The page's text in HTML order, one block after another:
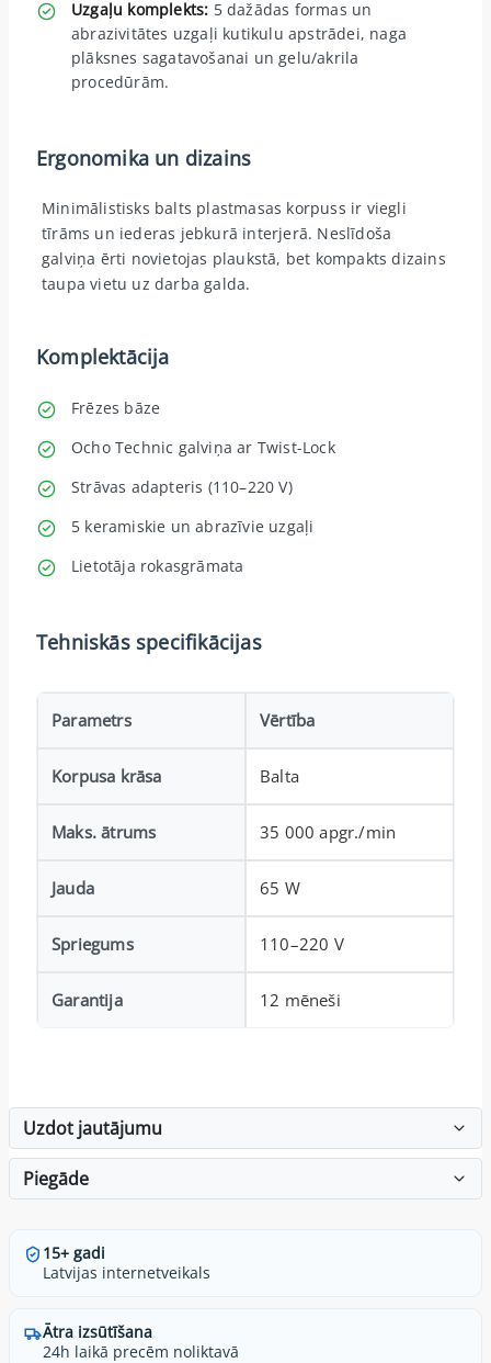
Uzgaļu komplekts: 5 dažādas formas un
abrazivitātes uzgaļi kutikulu apstrādei, naga
plāksnes sagatavošanai un gelu/akrila
procedūrām.
Ergonomika un dizains
Minimālistisks balts plastmasas korpuss ir viegli
tīrāms un iederas jebkurā interjerā. Neslīdoša
galviņa ērti novietojas plaukstā, bet kompakts dizains
taupa vietu uz darba galda.
Komplektācija
Frēzes bāze
Ocho Technic galviņa ar Twist-Lock
Strāvas adapteris (110–220 V)
5 keramiskie un abrazīvie uzgaļi
Lietotāja rokasgrāmata
Tehniskās specifikācijas
Parametrs Vērtība
Korpusa krāsa Balta
Maks. ātrums 35 000 apgr./min
Jauda 65 W
Spriegums 110–220 V
Garantija 12 mēneši
Uzdot jautājumu
Piegāde
15+ gadi
Latvijas internetveikals
Ātra izsūtīšana
24h laikā precēm noliktavā